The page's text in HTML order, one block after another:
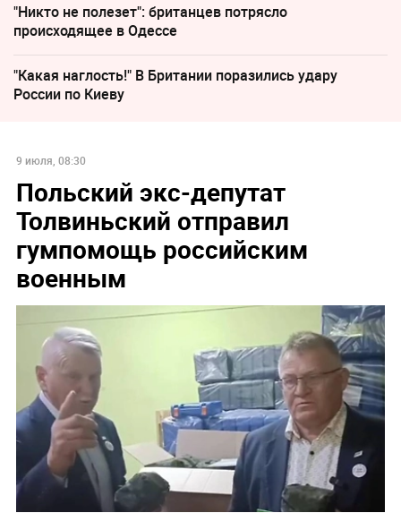
"Никто не полезет": британцев потрясло
происходящее в Одессе
"Какая наглость!" В Британии поразились удару
России по Киеву
9 июля, 08:30
Польский экс-депутат
Толвиньский отправил
гумпомощь российским
военным